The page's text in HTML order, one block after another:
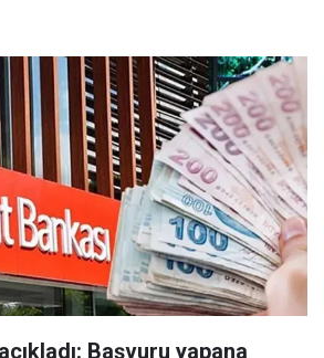
Başvuru yapana